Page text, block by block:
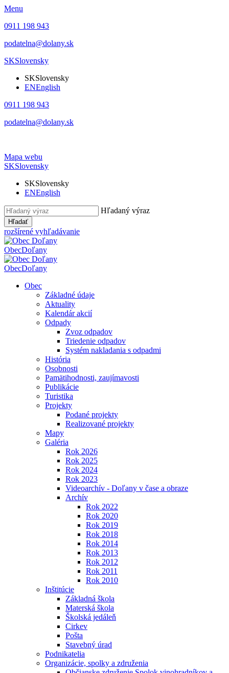
Menu
0911 198 943
podatelna@dolany.sk
SKSlovensky
SKSlovensky
ENEnglish
0911 198 943
podatelna@dolany.sk
Mapa webu
SKSlovensky
SKSlovensky
ENEnglish
Hľadaný výraz
Hľadať
rozšírené vyhľadávanie
ObecDoľany
ObecDoľany
Obec
Základné údaje
Aktuality
Kalendár akcií
Odpady
Zvoz odpadov
Triedenie odpadov
Systém nakladania s odpadmi
História
Osobnosti
Pamätihodnosti, zaujímavosti
Publikácie
Turistika
Projekty
Podané projekty
Realizované projekty
Mapy
Galéria
Rok 2026
Rok 2025
Rok 2024
Rok 2023
Videoarchív - Doľany v čase a obraze
Archív
Rok 2022
Rok 2020
Rok 2019
Rok 2018
Rok 2014
Rok 2013
Rok 2012
Rok 2011
Rok 2010
Inštitúcie
Základná škola
Materská škola
Školská jedáleň
Cirkev
Pošta
Stavebný úrad
Podnikatelia
Organizácie, spolky a združenia